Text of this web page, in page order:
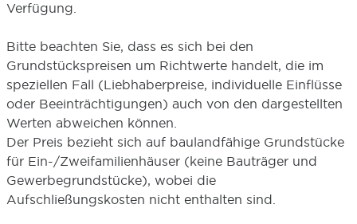
Verfügung.
Bitte beachten Sie, dass es sich bei den
Grundstückspreisen um Richtwerte handelt, die im
speziellen Fall (Liebhaberpreise, individuelle Einflüsse
oder Beeinträchtigungen) auch von den dargestellten
Werten abweichen können.
Der Preis bezieht sich auf baulandfähige Grundstücke
für Ein-/Zweifamilienhäuser (keine Bauträger und
Gewerbegrundstücke), wobei die
Aufschließungskosten nicht enthalten sind.